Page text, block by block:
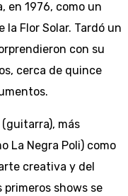
en 1976, como un
Flor Solar. Tardó un
con su
cerca de quince
(guitarra), más
La Negra Poli) como
creativa y del
shows se